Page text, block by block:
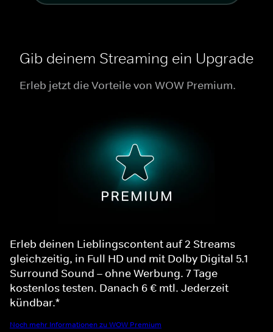
Gib deinem Streaming ein Upgrade
Erleb jetzt die Vorteile von WOW Premium.
Erleb deinen Lieblingscontent auf 2 Streams
gleichzeitig, in Full HD und mit Dolby Digital 5.1
Surround Sound – ohne Werbung. 7 Tage
kostenlos testen. Danach 6 € mtl. Jederzeit
kündbar.*
Noch mehr Informationen zu WOW Premium